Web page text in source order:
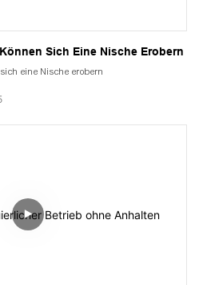
Sich Eine Nische Erobern
eine Nische erobern